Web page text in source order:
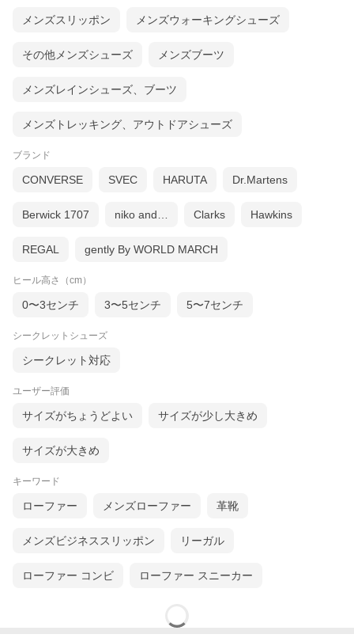
耐久性と屈曲性に優れた「ハンドソーンウェルテッド（九分仕立
り、非常に足馴染みが良いレザーを使用。屈曲性に優れた履き心
地が優しく足を包み込みます。
-------
ワイズ：E
ローファー専用設計の木型となり、甲・踏まず・ヒールカップの3
点でしっかりと足を支えホールドする様各所の設計を見つめ直
求。
足をしっかりとホールドしながらも長時間着用頂ける快適なフィ
YMARオリジナルのローファー木型となります。
-------
◆ 各木型とのサイズ比較（参考データ）◆
【木型0401番(ストレートチップetc)・5722番(アデレードetc)との
・ゆったりとした履き心地がお好みの場合は「同サイズ」を！
0401番・5722番とサイズ感は近く、Earnest（木型2005番） も同
も着用時に僅かに履き口と甲部分にゆとりはあるものの、歩行時
に踵がしっかりと付いてくる為、楽に履く事が出来ます。ゆった
す。
---
・タイト目の履き心地から馴染ませていかれたい場合は「ハーフ
サイズダウン」を！
0401・5722番よりもハーフサイズダウンしたサイズでも着用可能
れたい場合はこちらのサイズがおすすめです。
メンズスリッポン メンズウォーキングシューズ
その他メンズシューズ メンズブーツ
メンズレインシューズ、ブーツ
メンズトレッキング、アウトドアシューズ
ブランド
CONVERSE SVEC HARUTA Dr.Martens
Berwick 1707 niko and… Clarks Hawkins
REGAL gently By WORLD MARCH
ヒール高さ（cm）
0〜3センチ 3〜5センチ 5〜7センチ
シークレットシューズ
シークレット対応
ユーザー評価
サイズがちょうどよい サイズが少し大きめ
サイズが大きめ
キーワード
ローファー メンズローファー 革靴
メンズビジネススリッポン リーガル
ローファー コンビ ローファー スニーカー